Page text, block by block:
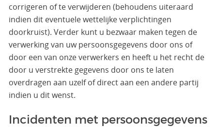
corrigeren of te verwijderen (behoudens uiteraard
indien dit eventuele wettelijke verplichtingen
doorkruist). Verder kunt u bezwaar maken tegen de
verwerking van uw persoonsgegevens door ons of
door een van onze verwerkers en heeft u het recht de
door u verstrekte gegevens door ons te laten
overdragen aan uzelf of direct aan een andere partij
indien u dit wenst.
Incidenten met persoonsgegevens